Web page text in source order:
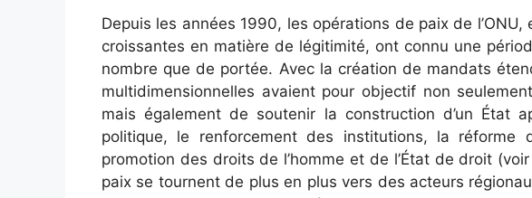
Depuis les années 1990, les opérations de paix de
croissantes en matière de légitimité, ont connu une
nombre que de portée. Avec la création de mandats
multidimensionnelles avaient pour objectif non
mais également de soutenir la construction d’un État
politique, le renforcement des institutions, la
promotion des droits de l’homme et de l’État de droit
paix se tournent de plus en plus vers des acteurs